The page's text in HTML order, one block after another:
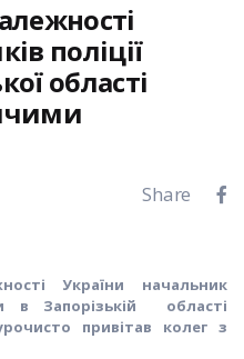
поліції
області
Share
України начальник
в Запорізькій області
привітав колег з